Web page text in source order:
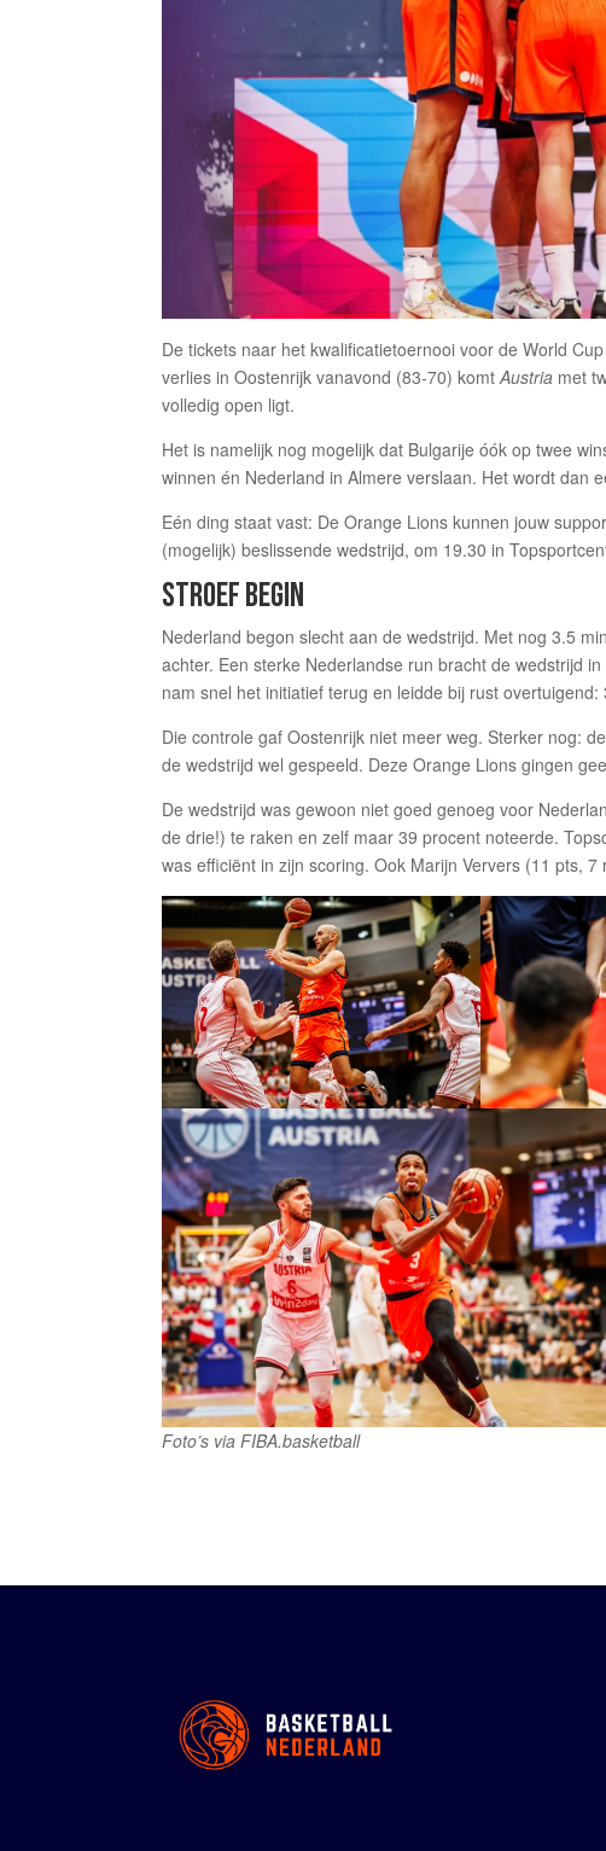
De tickets naar het kwalificatietoernooi voor de World
verlies in Oostenrijk vanavond (83-70) komtAustria met
volledig open ligt.
Het is namelijk nog mogelijk dat Bulgarije óók op twee
winnen én Nederland in Almere verslaan. Het wordt dan
Eén ding staat vast: De Orange Lions kunnen jouw
(mogelijk) beslissende wedstrijd, om 19.30 in
STROEF BEGIN
Nederland begon slecht aan de wedstrijd. Met nog 3.5
achter. Een sterke Nederlandse run bracht de wedstrijd
nam snel het initiatief terug en leidde bij rust overtuigend:
Die controle gaf Oostenrijk niet meer weg. Sterker nog:
de wedstrijd wel gespeeld. Deze Orange Lions gingen
De wedstrijd was gewoon niet goed genoeg voor
de drie!) te raken en zelf maar 39 procent noteerde.
was efficiënt in zijn scoring. Ook Marijn Ververs (11 pts,
Foto’s via FIBA.basketball